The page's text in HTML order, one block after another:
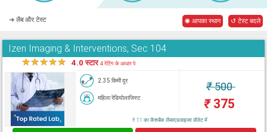
➜ लैब और टेस्ट ◉ आपका स्थान ↺ टेस्ट बदले
Izen Imaging & Interventions, Sec 104
★★★★★ 4.0 स्टार4 रेटिंग के आधार पे
2.35 किमी दूर
महिला रेडियोलाजिस्ट
₹500
₹375
₹ 11 का कैशबैक लैब्सएडवाइजर वॉलेट में